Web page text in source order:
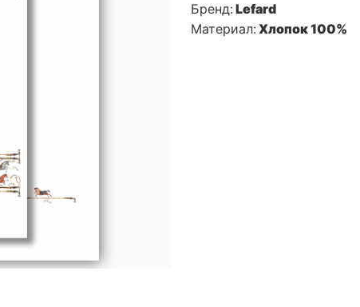
Бренд: Lefard
Материал: Хлопок 100%